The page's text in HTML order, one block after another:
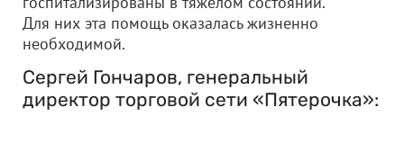
Для них эта помощь оказалась жизненно
необходимой.
Сергей Гончаров, генеральный
директор торговой сети «Пятерочка»: